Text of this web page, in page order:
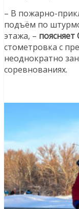
– В пожарно-
подъём по
этажа, – поясняет
стометровка с
неоднократно
соревнованиях.